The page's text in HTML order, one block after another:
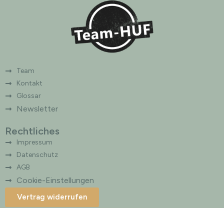
Team
Kontakt
Glossar
Newsletter
Rechtliches
Impressum
Datenschutz
AGB
Cookie-Einstellungen
Vertrag widerrufen